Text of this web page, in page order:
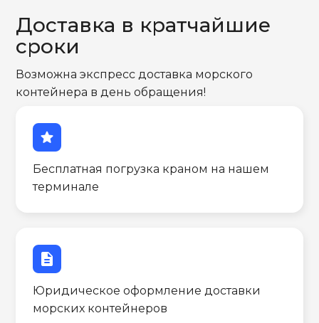
Доставка в кратчайшие
сроки
Возможна экспресс доставка морского
контейнера в день обращения!
star
Бесплатная погрузка краном на нашем
терминале
description
Юридическое оформление доставки
морских контейнеров